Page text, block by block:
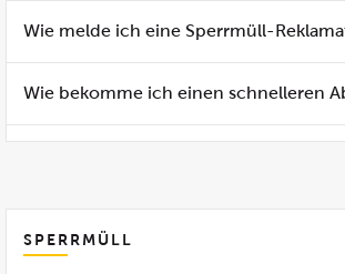
Wie melde ich eine Sperrmüll-
Wie bekomme ich einen schnelleren
SPERRMÜLL